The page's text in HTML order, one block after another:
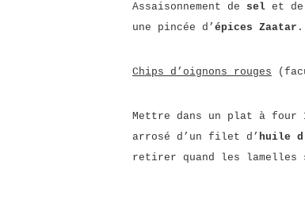
Assaisonnement de sel et de
une pincée d’ épices Zaatar .
Chips d’oignons rouges
Mettre dans un plat à four
arrosé d’un filet d’ huile
retirer quand les lamelles